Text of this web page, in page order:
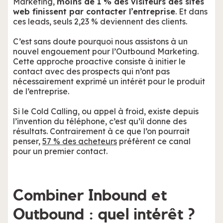
web finissent par contacter l’entreprise. Et dans
ces leads, seuls 2,23 % deviennent des clients.
C’est sans doute pourquoi nous assistons à un
nouvel engouement pour l’Outbound Marketing.
Cette approche proactive consiste à initier le
contact avec des prospects qui n’ont pas
nécessairement exprimé un intérêt pour le produit
de l’entreprise.
Si le Cold Calling, ou appel à froid, existe depuis
l’invention du téléphone, c’est qu’il donne des
résultats. Contrairement à ce que l’on pourrait
penser, 57 % des acheteurs préfèrent ce canal
pour un premier contact.
Combiner Inbound et
Outbound : quel intérêt ?